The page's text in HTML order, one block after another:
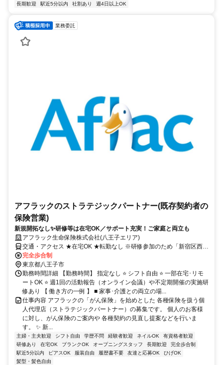
長期歓迎
駅近5分以内 社割あり 週4日以上OK
業務委託
アフラックのストラテジックパートナー(既存契約者の
保険営業)
新規開拓なし✨研修等は在宅OK／サポート充実！ご家庭と両立も
アフラック生命保険株式会社(八王子エリア)
交通・アクセス ★在宅OK ★転勤なし ※研修参加のため「新宿区西新
宿」への出社あり
完全歩合制
東京都八王子市
勤務時間詳細 【勤務時間】 指定なし ⭐ シフト自由 ⭐ 一部在宅･リモ
ートOK ⭐ 週1回の活動報告（オンライン会議）や不定期開催の実施研
修あり 【 働き方の一例 】 ■ 家事･介護との両立の場...
仕事内容 アフラックの「がん保険」を始めとした 各種保険を扱う個
人代理店（ストラテジックパートナー）の募集です。 個人のお客様
に対し、がん保険のご案内や 各種契約の見直し提案などを行いま
す。 ✨ 新...
主婦・主夫歓迎 シフト自由 学歴不問 経験者歓迎 ネイルOK
有資格者歓迎
研修あり
在宅OK ブランクOK オープニングスタッフ 長期歓迎
完全歩合制
駅近5分以内
ピアスOK 服装自由 履歴書不要 友達と応募OK
ひげOK
髪型・髪色自由